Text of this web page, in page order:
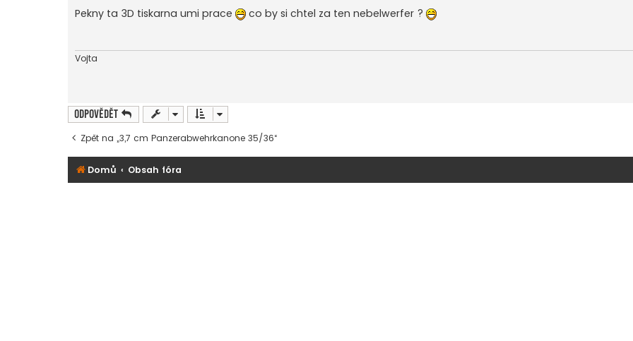
í
s
v
e
k
Pekny ta 3D tiskarna umi prace co by si chtel za ten nebelwerfer ?
Vojta
Odpovědět
Zpět na „3,7 cm Panzerabwehrkanone 35/36“
Domů Obsah fóra